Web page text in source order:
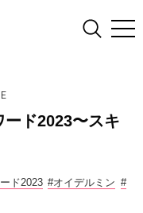
ド2023〜スキ
ド2023 #オイデルミン #